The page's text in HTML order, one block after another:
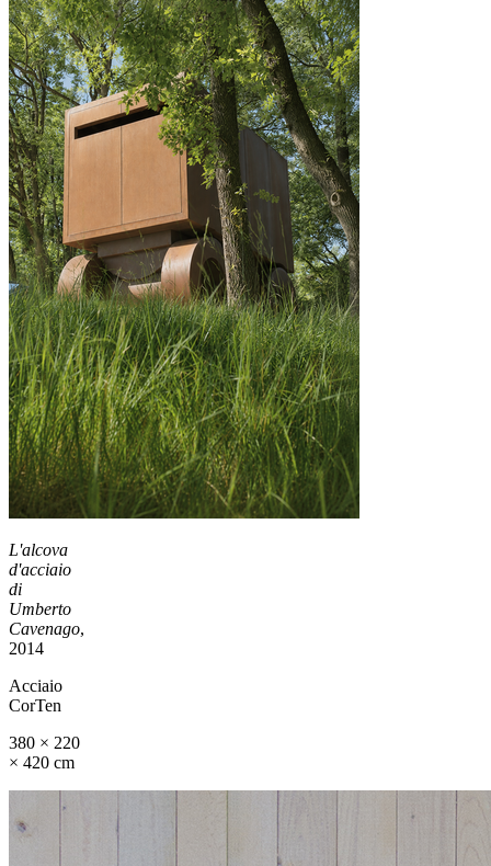
L'alcova
d'acciaio
di
Umberto
Cavenago,
2014
Acciaio
CorTen
380 × 220
× 420 cm